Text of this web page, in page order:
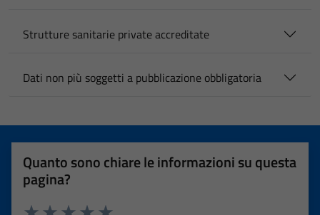
Strutture sanitarie private accreditate
Dati non più soggetti a pubblicazione obbligatoria
Quanto sono chiare le informazioni su questa
pagina?